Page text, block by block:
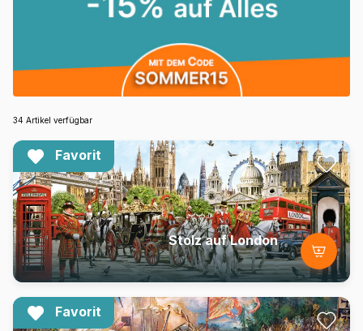
34 Artikel verfügbar
Favorit
Stolz auf London
Favorit